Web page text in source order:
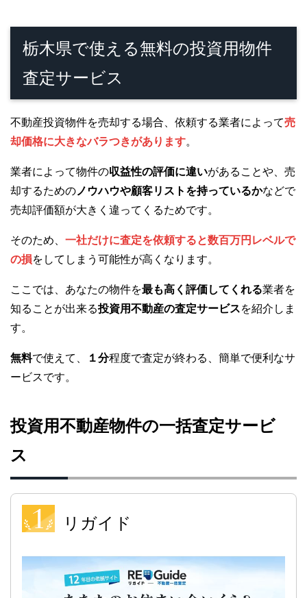
栃木県で使える無料の投資用物件
査定サービス
不動産投資物件を売却する場合、依頼する業者によって売
却価格に大きなバラつきがあります。
業者によって物件の収益性の評価に違いがあることや、売
却するための ノウハウや顧客リストを持っているかなどで
売却評価額が大きく違ってくるためです。
そのため、 一社だけに査定を依頼すると数百万円レベルで
の損をしてしまう可能性が高くなります。
ここでは、あなたの物件を最も高く評価してくれる業者を
知ることが出来る投資用不動産の査定サービスを紹介しま
す。
無料で使えて、 １分程度で査定が終わる、簡単で便利なサ
ービスです。
投資用不動産物件の一括査定サービ
ス
リガイド